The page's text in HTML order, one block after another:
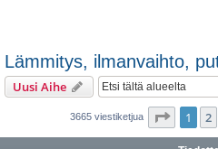
Lämmitys, ilmanvaihto,
Uusi Aihe
3665 viestiketjua Sivu /74
1 2